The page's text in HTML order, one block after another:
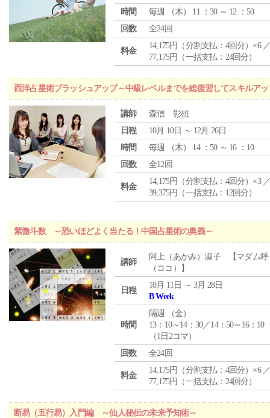
時間
毎週 （木） 11 ：30 ～ 12 ：50
回数
全24回
料金
14,175円（分割支払：4回分）×6
77,175円（一括支払：24回分）
西洋占星術ブラッシュアップ～中級レベルまでを総復習してスキルア
講師
森信 彰雄
日程
10月 10日 ～ 12月 26日
時間
毎週 （木） 14 ：50 ～ 16 ：10
回数
全12回
料金
14,175円（分割支払：4回分）×3
39,375円（一括支払：12回分）
紫微斗数 ～恐いほどよく当たる！中国占星術の奥義～
講師
阿上（あかみ）淑子 【マダム呼
（ココ）】
日程
10月 11日 ～ 3月 28日
B Week
時間
隔週 （金）
13：10～14：30／14：50～16：10
（1日2コマ）
回数
全24回
料金
14,175円（分割支払：4回分）×6
77,175円（一括支払：24回分）
断易（五行易）入門編 ～仙人秘伝の未来予知術～